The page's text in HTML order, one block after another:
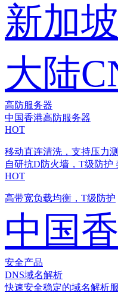
新加
大陆
高防服务器
中国香港高防服务器
HOT
移动直连清洗，支持压力
自研抗D防火墙，T级防护
HOT
高带宽负载均衡，T级防护
中国
安全产品
DNS域名解析
快速安全稳定的域名解析